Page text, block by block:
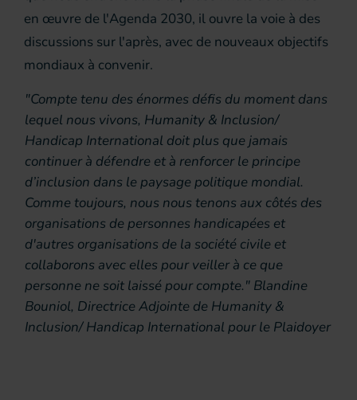
en œuvre de l'Agenda 2030, il ouvre la voie à des
discussions sur l'après, avec de nouveaux objectifs
mondiaux à convenir.
"Compte tenu des énormes défis du moment dans
lequel nous vivons, Humanity & Inclusion/
Handicap International doit plus que jamais
continuer à défendre et à renforcer le principe
d’inclusion dans le paysage politique mondial.
Comme toujours, nous nous tenons aux côtés des
organisations de personnes handicapées et
d'autres organisations de la société civile et
collaborons avec elles pour veiller à ce que
personne ne soit laissé pour compte." Blandine
Bouniol, Directrice Adjointe de Humanity &
Inclusion/ Handicap International pour le Plaidoyer